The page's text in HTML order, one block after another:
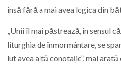
însă fără a mai avea logica din
„Unii îl mai păstrează, în sensul
liturghia de înmormântare, se
lut avea altă conotație”, mai arată